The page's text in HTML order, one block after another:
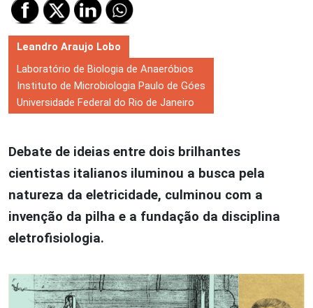
Leandro Araujo Lobo
Laboratório de Biologia de Anaeróbios
Instituto de Microbiologia Paulo de Góes
Universidade Federal do Rio de Janeiro
Debate de ideias entre dois brilhantes
cientistas italianos iluminou a busca pela
natureza da eletricidade, culminou com a
invenção da pilha e a fundação da disciplina
eletrofisiologia.